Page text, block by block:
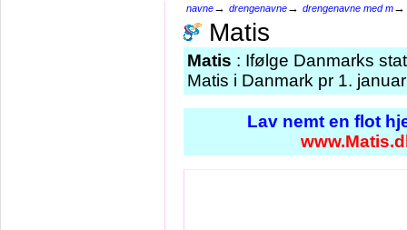
navne→ drengenavne→ drengenavne med m
Matis
Matis : Ifølge Danmarks
Matis i Danmark pr 1.
Lav nemt en flot